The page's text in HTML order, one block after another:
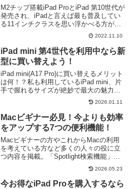
M2チップ搭載iPad ProとiPad 第10世代が
発売され、iPadと言えば最も普及してい
る11インチクラスを思い浮かべる方が多
いです。それぞれの違いを購入前に確認
し利用用途や目的に合う機種を選ぶこと
ができます。
2022.11.10
iPad mini 第4世代を利用中なら新
型に買い替えよう！
iPad mini(A17 Pro)に買い替えるメリット
は何！？私も利用しているiPad mini、片
手で握れるサイズが絶妙で最大の魅力で
す。自分の作業スタイルに合った1台を選
ぶことで、日々の生産性と快適さは大き
く変わります。
2026.01.11
Macビギナー必見！今よりも効率
をアップする7つの便利機能！
Macビギナーの方やこれからMacの利用
を考えている方など多くの人々の役に立
つ内容を掲載。「Spotlight検索機能」や
「ユニバーサルクリップボード」など便
利な機能でより快適に作業をするための
コツを紹介！
2026.05.23
今お得なiPad Proを購入するなら